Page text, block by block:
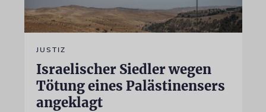
JUSTIZ
Israelischer Siedler wegen
Tötung eines Palästinensers
angeklagt